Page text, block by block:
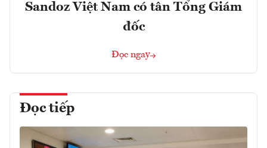
Sandoz Việt Nam có tân Tổng Giám
đốc
Đọc ngay
Đọc tiếp